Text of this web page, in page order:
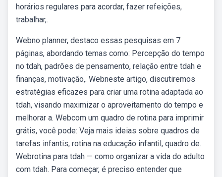
horários regulares para acordar, fazer refeições,
trabalhar,.
Webno planner, destaco essas pesquisas em 7
páginas, abordando temas como: Percepção do tempo
no tdah, padrões de pensamento, relação entre tdah e
finanças, motivação,. Webneste artigo, discutiremos
estratégias eficazes para criar uma rotina adaptada ao
tdah, visando maximizar o aproveitamento do tempo e
melhorar a. Webcom um quadro de rotina para imprimir
grátis, você pode: Veja mais ideias sobre quadros de
tarefas infantis, rotina na educação infantil, quadro de.
Webrotina para tdah — como organizar a vida do adulto
com tdah. Para começar, é preciso entender que